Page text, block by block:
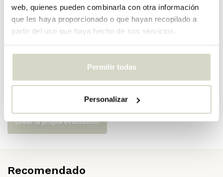
web, quienes pueden combinarla con otra información
que les haya proporcionado o que hayan recopilado a
partir del uso que haya hecho de sus servicios.
Permitir todas
Personalizar
SKU 82065052
EAN 5711173350636
There are no reviews written yet about this product..
Crear tu propia evaluación
Recomendado